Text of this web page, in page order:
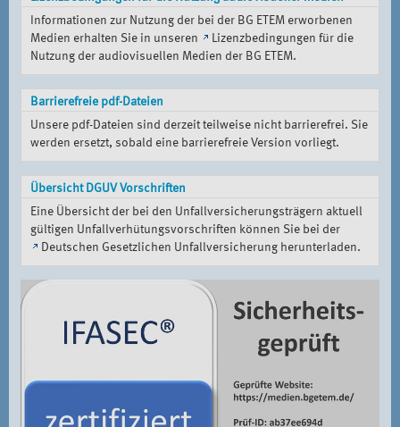
Informationen zur Nutzung der bei der BG ETEM erworbenen
Medien erhalten Sie in unseren
Lizenzbedingungen für die
Nutzung der audiovisuellen Medien der BG ETEM.
Barrierefreie pdf-Dateien
Unsere pdf-Dateien sind derzeit teilweise nicht barrierefrei. Sie
werden ersetzt, sobald eine barrierefreie Version vorliegt.
Übersicht DGUV Vorschriften
Eine Übersicht der bei den Unfallversicherungsträgern aktuell
gültigen Unfallverhütungsvorschriften können Sie bei der
Deutschen Gesetzlichen Unfallversicherung herunterladen.